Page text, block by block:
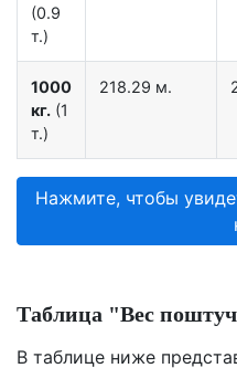
(0.9
т.)
1000
кг. (1
т.)
218.29 м.
Нажмите, чтобы
Таблица "Вес
В таблице ниже